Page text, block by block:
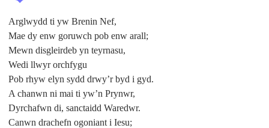
Arglwydd ti yw Brenin Nef,
Mae dy enw goruwch pob enw arall;
Mewn disgleirdeb yn teyrnasu,
Wedi llwyr orchfygu
Pob rhyw elyn sydd drwy’r byd i gyd.
A chanwn ni mai ti yw’n Prynwr,
Dyrchafwn di, sanctaidd Waredwr.
Canwn drachefn ogoniant i Iesu;